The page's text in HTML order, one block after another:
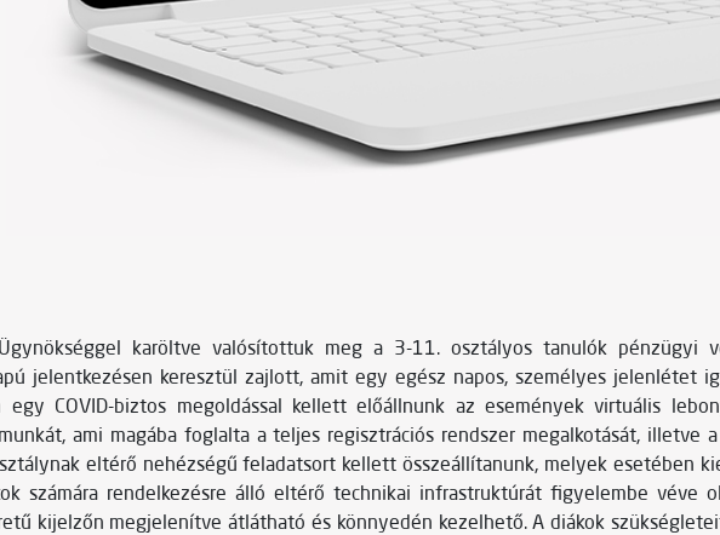
karöltve valósítottuk meg a 3-11. osztályos tanulók pénzügyi
jelentkezésen keresztül zajlott, amit egy egész napos, személyes jelenlétet
COVID-biztos megoldással kellett előállnunk az események virtuális
ami magába foglalta a teljes regisztrációs rendszer megalkotását, illetve
eltérő nehézségű feladatsort kellett összeállítanunk, melyek esetében
számára rendelkezésre álló eltérő technikai infrastruktúrát figyelembe véve
kijelzőn megjelenítve átlátható és könnyedén kezelhető. A diákok